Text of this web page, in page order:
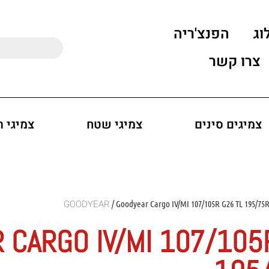
הפנצ'ריה
צרו קשר
צמיגים סינים צמיגי שטח
/ Goodyear Cargo IV/MI 107/105R G26 TL 195/
CARGO IV/MI 107/